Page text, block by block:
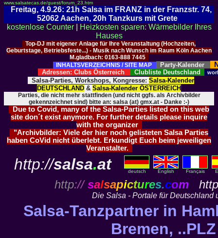
www.salsatecas.de/guest/forum_23.htm
Freitag, 4.9.26: 21h Salsa im FRANZ in der Franzstr. 74,
52062 Aachen, 20h Tanzkurs mit Grete
kostenlose Counter|
Heizkosten sparen: Wärmebilder Ihres
Hauses
Top-DJ mit eigener Anlage für Ihre Veranstaltung (Hochzeiten,
Geburtstage, Betriebsfeste...) - Musik nach Wunsch im Raum Köln Aachen
M.gladbach: 0163-888 7445
INHALTSVERZEICHNIS / SITE MAP
Party-Kalender
Adressen: Clubs Österreich Clubliste Deutschland
Salsa-Parties, Workshops, Kongresse: Salsa-Kalender
DEUTSCHLAND & Salsa-Kalender ÖSTERREICH
Parties, die nicht mehr stattfinden (und nicht ggfs. als Archivbilder
gekennzeichnet sind) bitte an: salsa (at) gmx.at - Danke :-)
Due to Covid, many of the Salsa-Parties listed on this web
site don´t exist anymore. For further details please inquire
with the organizer
"Archivbilder: Viele der hier noch gelisteten Salsa Parties
haben CoVid nicht überlebt. Erkundigt Euch beim jeweiligen
Veranstalter.
http://salsa.at deutsch English Français
http:// salsapictures.com
Die Salsa - Portale für Deutschland
Salsa-Tanzpartner in
Bremen,